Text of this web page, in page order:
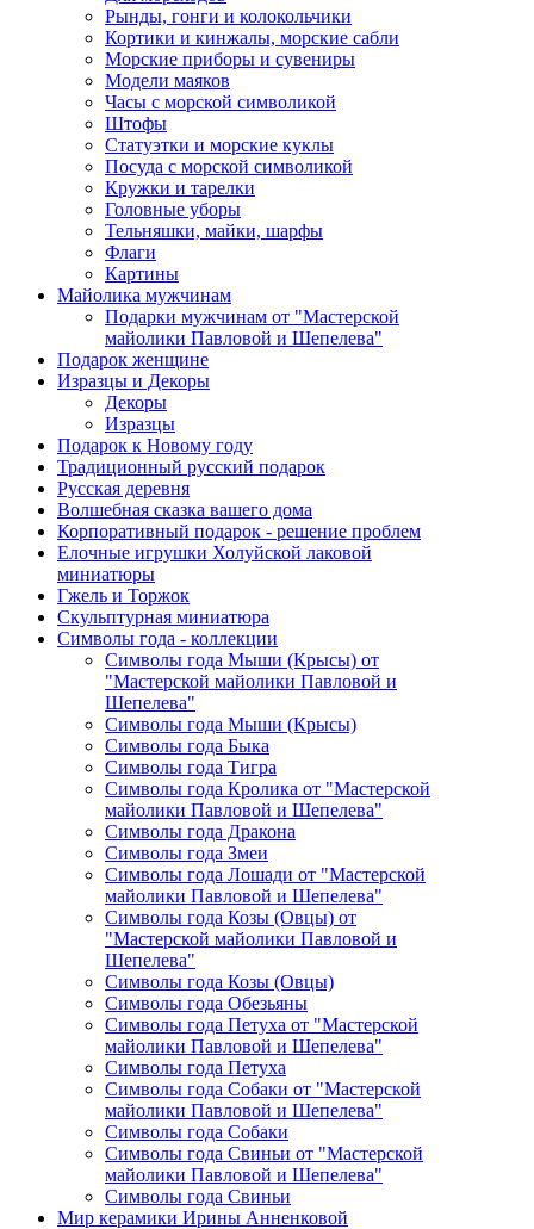
Рынды, гонги и колокольчики
Кортики и кинжалы, морские сабли
Морские приборы и сувениры
Модели маяков
Часы с морской символикой
Штофы
Статуэтки и морские куклы
Посуда с морской символикой
Кружки и тарелки
Головные уборы
Тельняшки, майки, шарфы
Флаги
Картины
Майолика мужчинам
Подарки мужчинам от "Мастерской
майолики Павловой и Шепелева"
Подарок женщине
Изразцы и Декоры
Декоры
Изразцы
Подарок к Новому году
Традиционный русский подарок
Русская деревня
Волшебная сказка вашего дома
Корпоративный подарок - решение проблем
Елочные игрушки Холуйской лаковой
миниатюры
Гжель и Торжок
Скульптурная миниатюра
Символы года - коллекции
Символы года Мыши (Крысы) от
"Мастерской майолики Павловой и
Шепелева"
Символы года Мыши (Крысы)
Символы года Быка
Символы года Тигра
Символы года Кролика от "Мастерской
майолики Павловой и Шепелева"
Символы года Дракона
Символы года Змеи
Символы года Лошади от "Мастерской
майолики Павловой и Шепелева"
Символы года Козы (Овцы) от
"Мастерской майолики Павловой и
Шепелева"
Символы года Козы (Овцы)
Символы года Обезьяны
Символы года Петуха от "Мастерской
майолики Павловой и Шепелева"
Символы года Петуха
Символы года Собаки от "Мастерской
майолики Павловой и Шепелева"
Символы года Собаки
Символы года Свиньи от "Мастерской
майолики Павловой и Шепелева"
Символы года Свиньи
Мир керамики Ирины Анненковой